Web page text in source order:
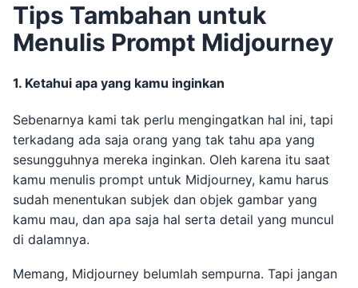
Tips Tambahan untuk
Menulis Prompt Midjourney
1. Ketahui apa yang kamu inginkan
Sebenarnya kami tak perlu mengingatkan hal ini, tapi
terkadang ada saja orang yang tak tahu apa yang
sesungguhnya mereka inginkan. Oleh karena itu saat
kamu menulis prompt untuk Midjourney, kamu harus
sudah menentukan subjek dan objek gambar yang
kamu mau, dan apa saja hal serta detail yang muncul
di dalamnya.
Memang, Midjourney belumlah sempurna. Tapi jangan